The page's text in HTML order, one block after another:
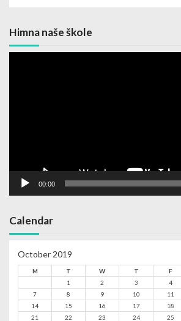
Himna naše škole
00:00
Calendar
October 2019
M T W T F
1
2 3 4
7
8 9 10 11
14
15 16 17 18
21
22 23 24 25